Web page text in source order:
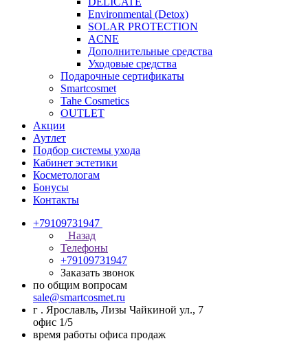
Environmental (Detox)
SOLAR PROTECTION
АCNE
Дополнительные средства
Уходовые средства
Подарочные сертификаты
Smartcosmet
Tahe Cosmetics
OUTLET
Акции
Аутлет
Подбор системы ухода
Кабинет эстетики
Косметологам
Бонусы
Контакты
+79109731947
Назад
Телефоны
+79109731947
Заказать звонок
по общим вопросам
sale@smartcosmet.ru
г . Ярославль, Лизы Чайкиной ул., 7
офис 1/5
время работы офиса продаж